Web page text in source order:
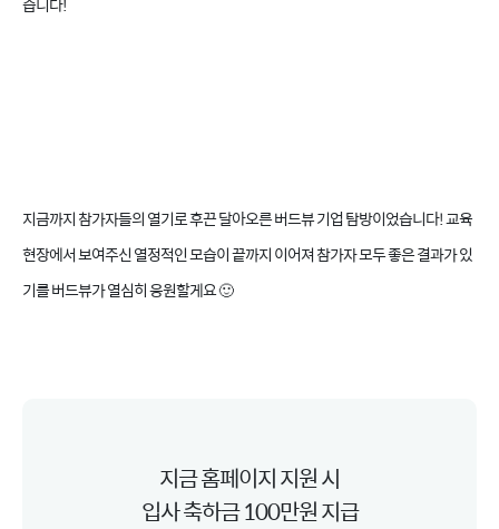
지금까지 참가자들의 열기로 후끈 달아오른 버드뷰 기업 탐방이었습니다! 교육
현장에서 보여주신 열정적인 모습이 끝까지 이어져 참가자 모두 좋은 결과가 있
기를 버드뷰가 열심히 응원할게요 🙂
지금 홈페이지 지원 시
입사 축하금 100만원 지급